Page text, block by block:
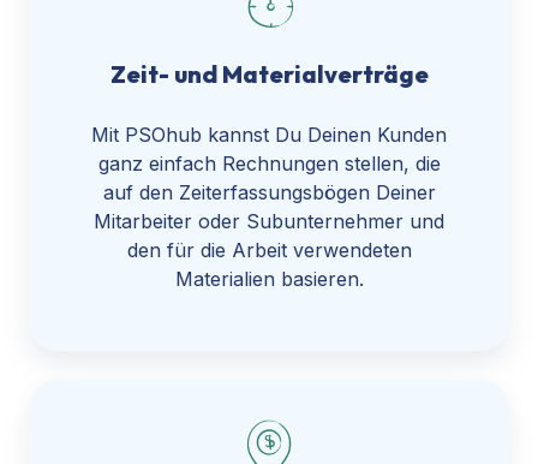
Zeit- und Materialverträge
Mit PSOhub kannst Du Deinen Kunden
ganz einfach Rechnungen stellen, die
auf den Zeiterfassungsbögen Deiner
Mitarbeiter oder Subunternehmer und
den für die Arbeit verwendeten
Materialien basieren.